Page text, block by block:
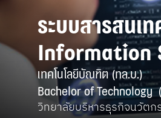
ระบบสารสนเ
Information
เทคโนโลยีบัณฑิต (ทล.บ.)
Bachelor of Technology
วิทยาลัยบริหารธุรกิจนวัต